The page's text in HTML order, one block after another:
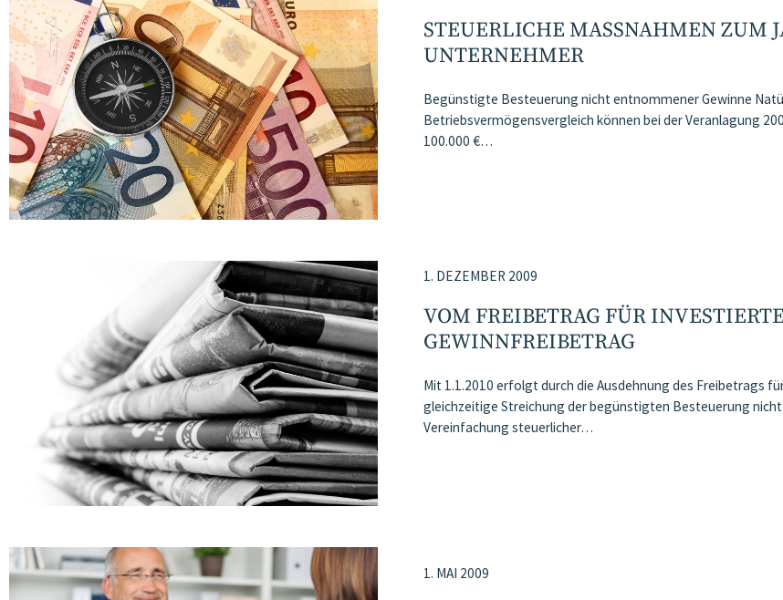
STEUERLICHE MASSNAHMEN ZUM
NTERNEHMER
Begünstigte Besteuerung nicht entnommener Gewinne
Betriebsvermögensvergleich können bei der Veranlagung
100.000 €…
1. DEZEMBER 2009
VOM FREIBETRAG FÜR
GEWINNFREIBETRAG
Mit 1.1.2010 erfolgt durch die Ausdehnung des Freibetrags
gleichzeitige Streichung der begünstigten Besteuerung nicht
Vereinfachung steuerlicher…
1. MAI 2009